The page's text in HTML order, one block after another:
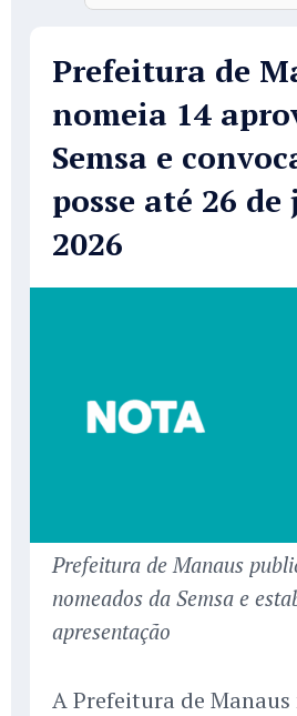
Prefeitura de
nomeia 14
Semsa e
posse até 26
2026
Prefeitura de Manaus
nomeados da Semsa e
apresentação
A Prefeitura de Manaus